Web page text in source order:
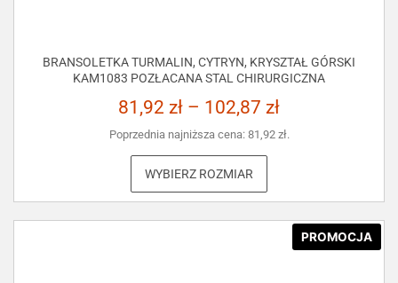
BRANSOLETKA TURMALIN, CYTRYN, KRYSZTAŁ GÓRSKI
KAM1083 POZŁACANA STAL CHIRURGICZNA
81,92 zł – 102,87 zł
Poprzednia najniższa cena: 81,92 zł.
WYBIERZ ROZMIAR
PROMOCJA